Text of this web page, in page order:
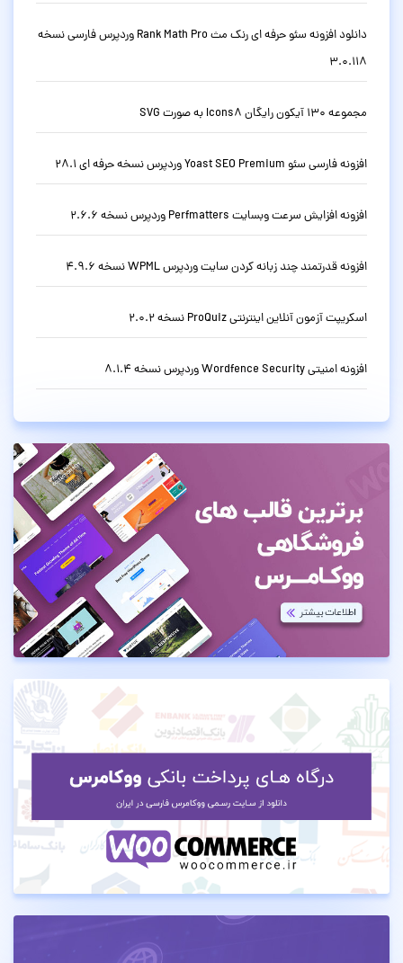
دانلود افزونه سئو حرفه ای رنک مث Rank Math Pro وردپرس فارسی نسخه
3.0.118
مجموعه 130 آیکون رایگان Icons8 به صورت SVG
افزونه فارسی سئو Yoast SEO Premium وردپرس نسخه حرفه ای 28.1
افزونه افزایش سرعت وبسایت Perfmatters وردپرس نسخه 2.6.6
افزونه قدرتمند چند زبانه کردن سایت وردپرس WPML نسخه 4.9.6
اسکریپت آزمون آنلاین اینترنتی ProQuiz نسخه 2.0.2
افزونه امنیتی Wordfence Security وردپرس نسخه 8.1.4